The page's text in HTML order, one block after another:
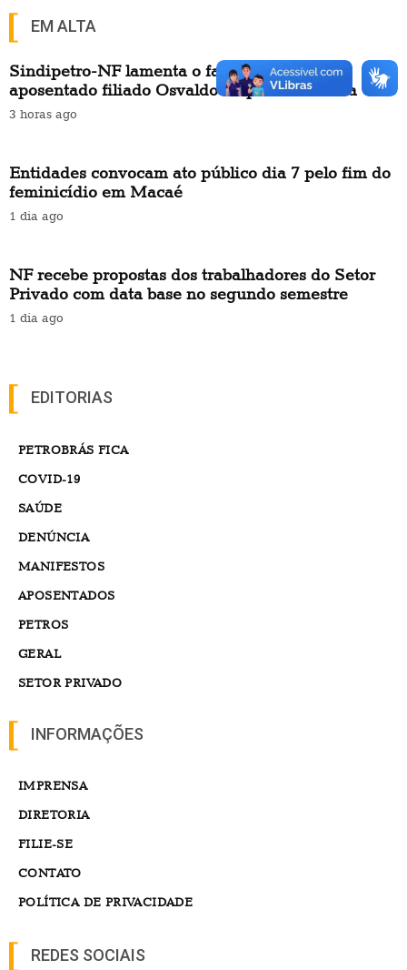
EM ALTA
Sindipetro-NF lamenta o falecimento do
aposentado filiado Osvaldo Bispo de Santana
3 horas ago
Entidades convocam ato público dia 7 pelo fim do
feminicídio em Macaé
1 dia ago
NF recebe propostas dos trabalhadores do Setor
Privado com data base no segundo semestre
1 dia ago
EDITORIAS
PETROBRÁS FICA
COVID-19
SAÚDE
DENÚNCIA
MANIFESTOS
APOSENTADOS
PETROS
GERAL
SETOR PRIVADO
INFORMAÇÕES
IMPRENSA
DIRETORIA
FILIE-SE
CONTATO
POLÍTICA DE PRIVACIDADE
REDES SOCIAIS